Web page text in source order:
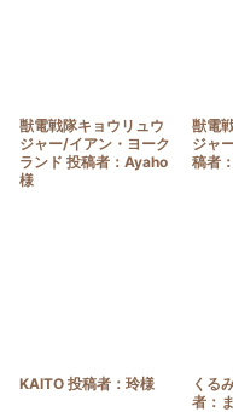
獣電戦隊キョウリュウ
ジャー/イアン・ヨーク
ランド 投稿者：Ayaho
様
獣電
ジャ
稿者
KAITO 投稿者：玲様
くる
者：